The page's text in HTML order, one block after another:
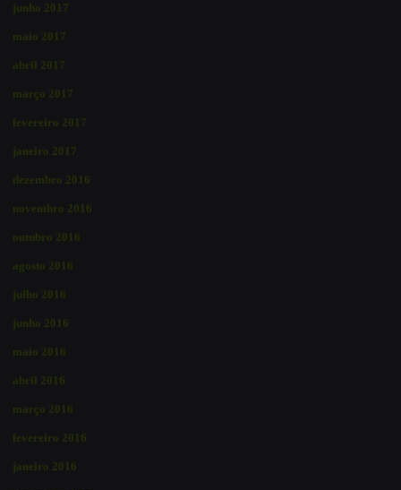
junho 2017
maio 2017
abril 2017
março 2017
fevereiro 2017
janeiro 2017
dezembro 2016
novembro 2016
outubro 2016
agosto 2016
julho 2016
junho 2016
maio 2016
abril 2016
março 2016
fevereiro 2016
janeiro 2016